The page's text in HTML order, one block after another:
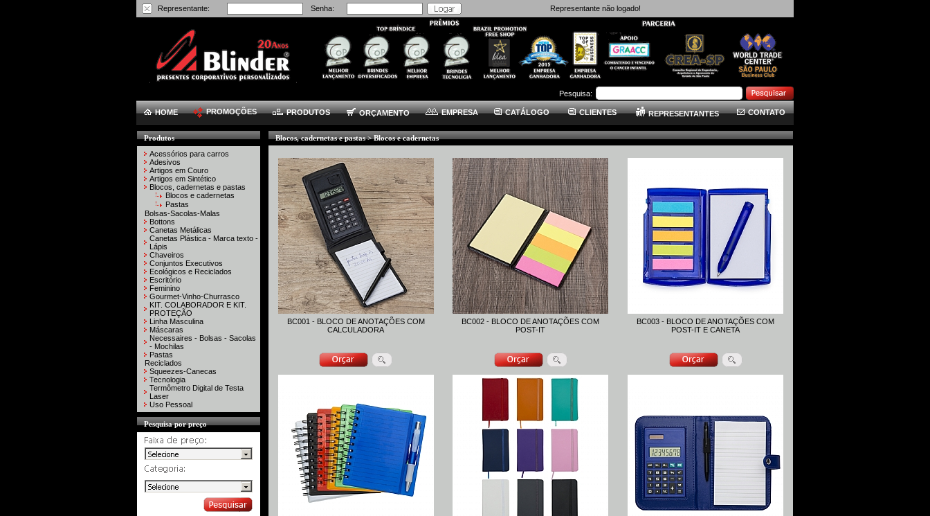
Representante: Senha: Representante não logado!
Pesquisa:
HOME PROMOÇÕES PRODUTOS ORÇAMENTO EMPRESA CATÁLOGO CLIENTES REPRESENTANTES CONTATO
Produtos
Acessórios para carros
Adesivos
Artigos em Couro
Artigos em Sintético
Blocos, cadernetas e pastas
Blocos e cadernetas
Pastas
Bolsas-Sacolas-Malas
Bottons
Canetas Metálicas
Canetas Plástica - Marca texto -
Lápis
Chaveiros
Conjuntos Executivos
Ecológicos e Reciclados
Escritório
Feminino
Gourmet-Vinho-Churrasco
KIT. COLABORADOR E KIT.
PROTEÇÃO
Linha Masculina
Máscaras
Necessaires - Bolsas - Sacolas
- Mochilas
Pastas
Reciclados
Squeezes-Canecas
Tecnologia
Termômetro Digital de Testa
Laser
Uso Pessoal
Pesquisa por preço
Blocos, cadernetas e pastas > Blocos e cadernetas
BC001 - BLOCO DE ANOTAÇÕES COM
CALCULADORA
BC002 - BLOCO DE ANOTAÇÕES COM
POST-IT
BC003 - BLOCO DE ANOTAÇÕES COM
POST-IT E CANETA